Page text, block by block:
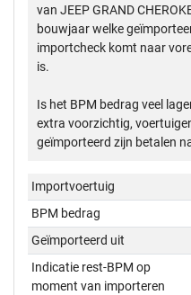
van JEEP GRAND
bouwjaar welke
importcheck komt naar
is.
Is het BPM bedrag veel
extra voorzichtig,
geïmporteerd zijn betalen
Importvoertuig
BPM bedrag
Geïmporteerd uit
Indicatie rest-BPM op
moment van importeren